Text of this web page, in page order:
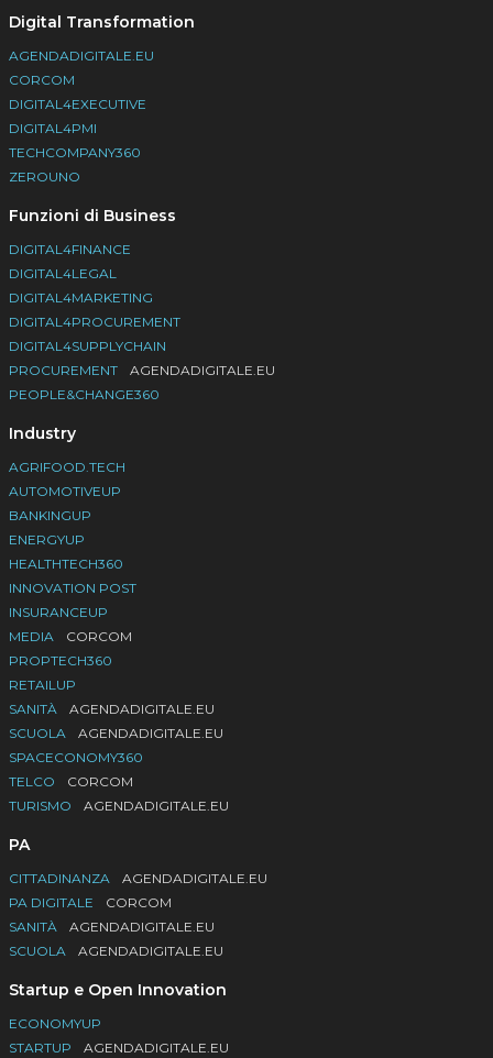
Digital Transformation
AGENDADIGITALE.EU
CORCOM
DIGITAL4EXECUTIVE
DIGITAL4PMI
TECHCOMPANY360
ZEROUNO
Funzioni di Business
DIGITAL4FINANCE
DIGITAL4LEGAL
DIGITAL4MARKETING
DIGITAL4PROCUREMENT
DIGITAL4SUPPLYCHAIN
PROCUREMENT
AGENDADIGITALE.EU
PEOPLE&CHANGE360
Industry
AGRIFOOD.TECH
AUTOMOTIVEUP
BANKINGUP
ENERGYUP
HEALTHTECH360
INNOVATION POST
INSURANCEUP
MEDIA
CORCOM
PROPTECH360
RETAILUP
SANITÀ
AGENDADIGITALE.EU
SCUOLA
AGENDADIGITALE.EU
SPACECONOMY360
TELCO
CORCOM
TURISMO
AGENDADIGITALE.EU
PA
CITTADINANZA
AGENDADIGITALE.EU
PA DIGITALE
CORCOM
SANITÀ
AGENDADIGITALE.EU
SCUOLA
AGENDADIGITALE.EU
Startup e Open Innovation
ECONOMYUP
STARTUP
AGENDADIGITALE.EU